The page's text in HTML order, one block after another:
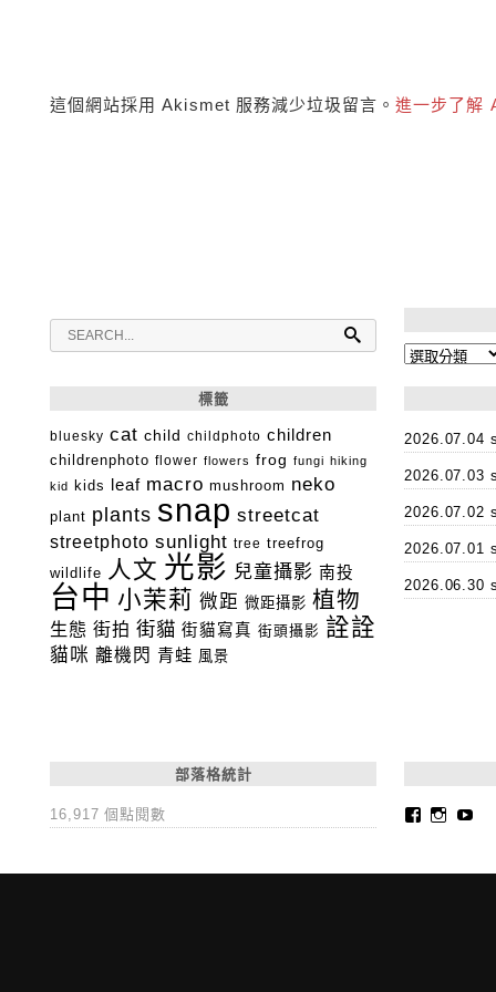
這個網站採用 Akismet 服務減少垃圾留言。進一步了解
分
標籤
bluesky cat child childphoto children
childrenphoto flower flowers frog fungi hiking
kid kids leaf macro mushroom neko
plant plants snap streetcat
streetphoto sunlight tree treefrog
wildlife 人文 光影 兒童攝影 南投
台中 小茉莉 微距 微距攝影 植物
生態 街拍 街貓 街貓寫真 街頭攝影 詮詮
貓咪 離機閃 青蛙 風景
2026.07.04
2026.07.03
2026.07.02
2026.07.01
2026.06.30
部落格統計
16,917 個點閱數